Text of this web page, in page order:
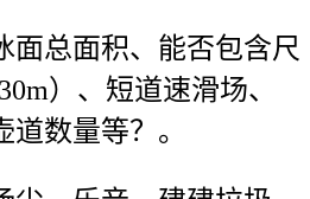
总面积、能否包含尺
）、短道速滑场、
数量等？。